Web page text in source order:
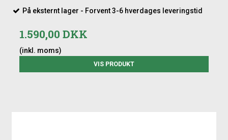
På eksternt lager - Forvent 3-6 hverdages leveringstid
1.590,00 DKK
(inkl. moms)
VIS PRODUKT